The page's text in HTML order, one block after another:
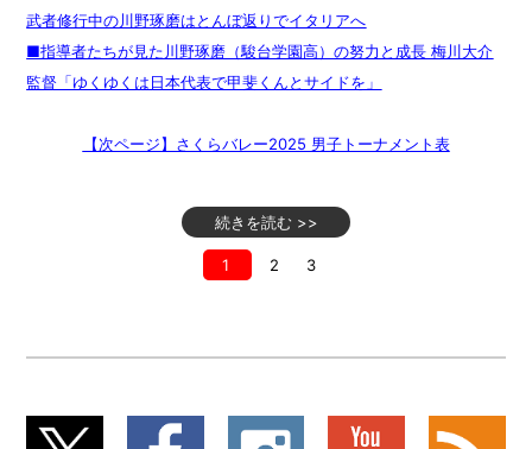
武者修行中の川野琢磨はとんぼ返りでイタリアへ
■指導者たちが見た川野琢磨（駿台学園高）の努力と成長 梅川大介
監督「ゆくゆくは日本代表で甲斐くんとサイドを」
【次ページ】さくらバレー2025 男子トーナメント表
続きを読む >>
1 2 3